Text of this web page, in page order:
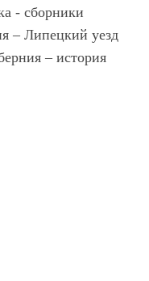
- сборники
– Липецкий уезд
– история